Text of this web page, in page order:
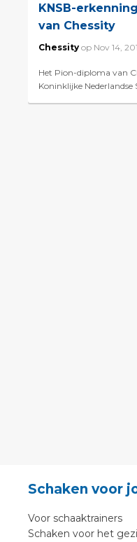
KNSB-
van Chessity
Chessity op Nov 14,
Het Pion-diploma van
Koninklijke
Schaken voor
Voor schaaktrainers
Schaken voor het